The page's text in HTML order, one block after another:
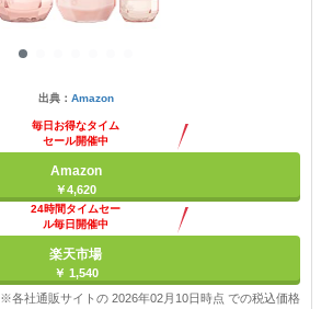
出典： Amazon
毎日お得なタイム
セール開催中
Amazon
￥4,620
24時間タイムセー
ル毎日開催中
楽天市場
￥ 1,540
※各社通販サイトの 2026年02月10日時点 での税込価格